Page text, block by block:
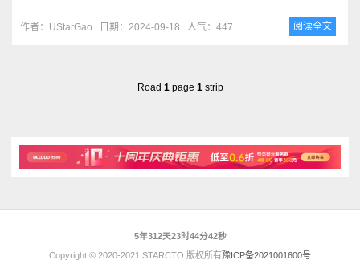
作者：UStarGao 日期：2024-09-18 人气：447 阅读全文
Road 1page 1strip
5年312天23时44分42秒
Copyright © 2020-2021 STARCTO 版权所有豫ICP备2021001600号